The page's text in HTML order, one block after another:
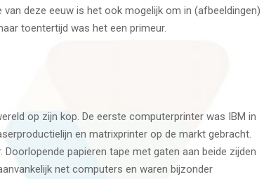
deze eeuw is het ook mogelijk om in (afbeeldingen)
toentertijd was het een primeur.
op zijn kop. De eerste computerprinter was IBM in
en matrixprinter op de markt gebracht.
papieren tape met gaten aan beide zijden
net computers en waren bijzonder